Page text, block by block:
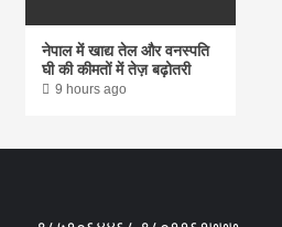
नेपाल में खाद्य तेल और वनस्पति
घी की कीमतों में तेज़ बढ़ोतरी
9 hours ago